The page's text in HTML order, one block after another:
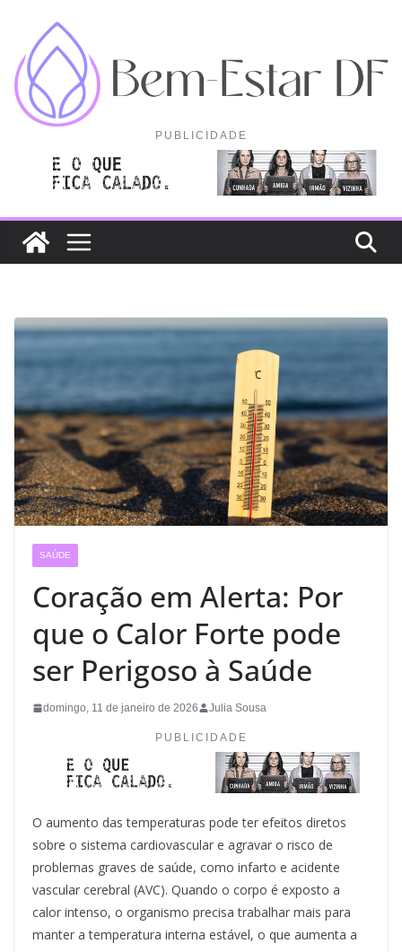
conteúdo
PUBLICIDADE
SAÚDE
Coração em Alerta: Por
que o Calor Forte pode
ser Perigoso à Saúde
domingo, 11 de janeiro de 2026 Julia Sousa
PUBLICIDADE
O aumento das temperaturas pode ter efeitos diretos
sobre o sistema cardiovascular e agravar o risco de
problemas graves de saúde, como infarto e acidente
vascular cerebral (AVC). Quando o corpo é exposto a
calor intenso, o organismo precisa trabalhar mais para
manter a temperatura interna estável, o que aumenta a